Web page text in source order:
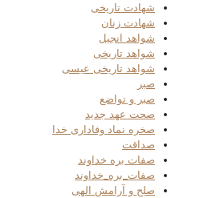
شهادت تاریخی
شهادت زنان
شواهد انجیل
شواهد تاریخی
شواهد تاریخی عیسی
صبر
صبر و تواضع
صحت عهد جدید
صخره نماد وفاداری خدا
صداقت
صفات بره خداوند
صفات_بره_خداوند
صلح و آرامش الهی